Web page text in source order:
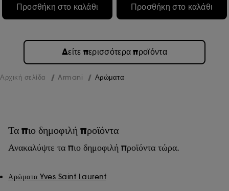
Προσθήκη στο καλάθι Προσθήκη στο καλάθι
Δείτε περισσότερα προϊόντα
Αρχική σελίδα Armani Αρώματα
Τα πιο δημοφιλή προϊόντα
Ανακαλύψτε τα πιο δημοφιλή προϊόντα τώρα.
Αρώματα Yves Saint Laurent